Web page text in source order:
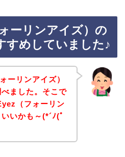
ーリンアイズ）の
すめしていました♪
ーリンアイズ）
ました。そこで
（フォーリン
いかも～(*´ﾉ(ﾟ